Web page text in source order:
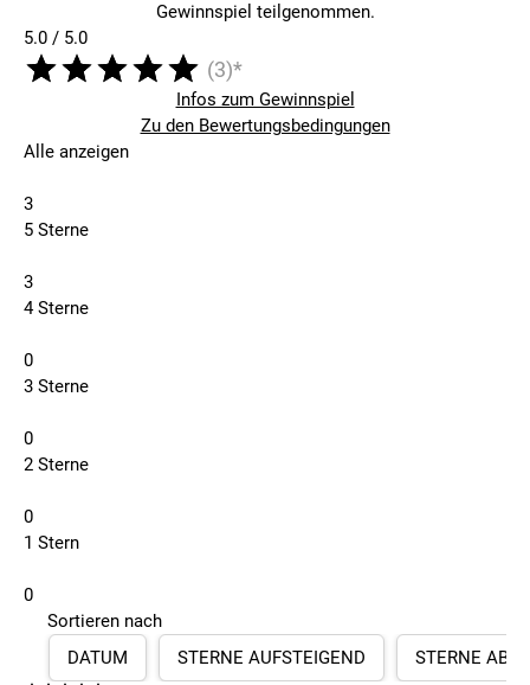
Gewinnspiel teilgenommen.
5.0 / 5.0
(3)*
Infos zum Gewinnspiel
Zu den Bewertungsbedingungen
Alle anzeigen
3
5 Sterne
3
4 Sterne
0
3 Sterne
0
2 Sterne
0
1 Stern
0
Sortieren nach
DATUM
STERNE AUFSTEIGEND STERNE